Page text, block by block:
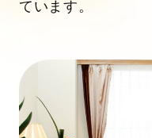
ています。